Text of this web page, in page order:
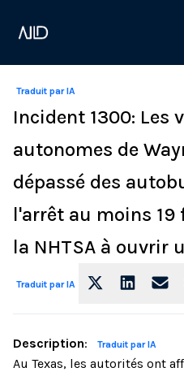
Traduit par IA
Incident 1300: Les
autonomes de
dépassé des
l'arrêt au moins
la NHTSA à ouvrir
Traduit par IA
Description: Traduit par IA
Au Texas, les autorités ont